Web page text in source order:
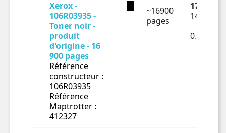
Xerox -
106R03935 -
Toner noir -
produit
d'origine - 16
900 pages
Référence
constructeur :
106R03935
Référence
Maptrotter :
412327
~16900
pages
178.18 €
148.48 €